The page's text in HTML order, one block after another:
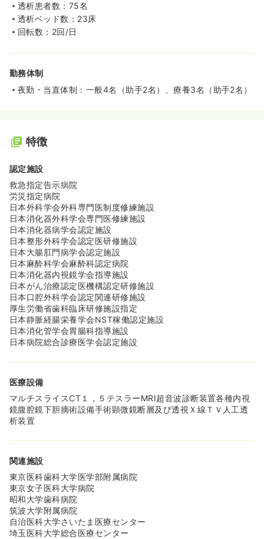
透析患者数：75名
透析ベッド数：23床
回転数：2回/日
勤務体制
夜勤・当直体制：一般4名（助手2名）、療養3名（助手2名）
特徴
認定施設
救急指定告示病院
労災指定病院
日本外科学会外科専門医制度修練施設
日本消化器外科学会専門医修練施設
日本消化器病学会認定施設
日本整形外科学会認定医研修施設
日本大腸肛門病学会認定施設
日本麻酔科学会麻酔科認定病院
日本消化器内視鏡学会指導施設
日本がん治療認定医機構認定研修施設
日本口腔外科学会認定関連研修施設
厚生労働省歯科臨床研修施設指定
日本静脈経腸栄養学会NST稼働認定施設
日本消化管学会胃腸科指導施設
日本病院総合診療医学会認定施設
医療設備
マルチスライスCT１，５テスラーMRI超音波診断装置各種内視
鏡腹腔鏡下胆摘術設備手術顕微鏡断層及び透視Ｘ線ＴＶ人工透
析装置
関連施設
東京医科歯科大学医学部附属病院
東京女子医科大学病院
昭和大学歯科病院
筑波大学附属病院
自治医科大学さいたま医療センター
埼玉医科大学総合医療センター